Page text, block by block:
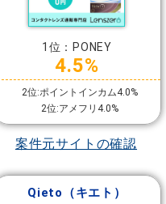
1位：PONEY
4.5%
2位:ポイントインカム4.0%
2位:アメフリ4.0%
案件元サイトの確認
Qieto（キエト）